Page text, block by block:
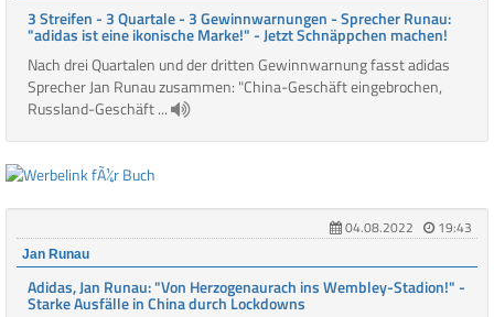
3 Streifen - 3 Quartale - 3 Gewinnwarnungen - Sprecher Runau:
"adidas ist eine ikonische Marke!" - Jetzt Schnäppchen machen!
Nach drei Quartalen und der dritten Gewinnwarnung fasst adidas
Sprecher Jan Runau zusammen: "China-Geschäft eingebrochen,
Russland-Geschäft ...
04.08.2022 19:43
Jan Runau
Adidas, Jan Runau: "Von Herzogenaurach ins Wembley-Stadion!" -
Starke Ausfälle in China durch Lockdowns